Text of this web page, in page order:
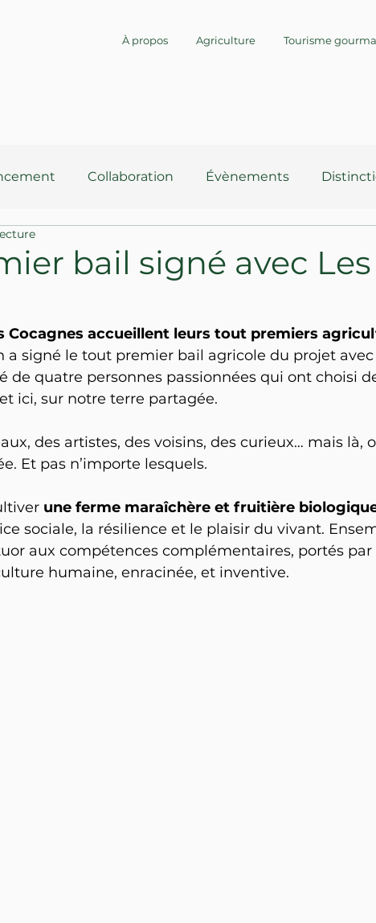
À propos Agriculture Tourisme
Collaboration Évènements
Agrotourisme
bail signé avec Les
Cocagnes accueillent leurs tout premiers
a signé le tout premier bail agricole du projet avec
de quatre personnes passionnées qui ont choisi
ici, sur notre terre partagée.
des artistes, des voisins, des curieux… mais là,
Et pas n’importe lesquels.
une ferme maraîchère et fruitière
sociale, la résilience et le plaisir du vivant.
aux compétences complémentaires, portés par
humaine, enracinée, et inventive.